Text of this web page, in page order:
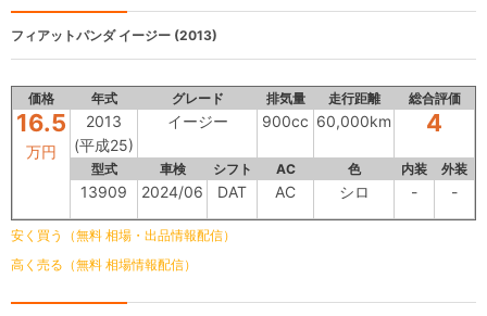
フィアットパンダイージー (2013)
価格 年式 グレード 排気量 走行距離 総合評価
16.5
万円
2013
(平成25)
イージー 900cc 60,000km 4
型式 車検 シフト AC 色 内装 外装
13909 2024/06 DAT AC シロ - -
安く買う（無料 相場・出品情報配信）
高く売る（無料 相場情報配信）